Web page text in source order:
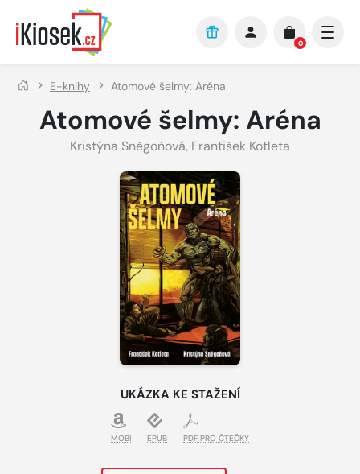
Přejít na hlavní obsah
0
E-knihy Atomové šelmy: Aréna
Atomové šelmy: Aréna
Kristýna Sněgoňová, František Kotleta
UKÁZKA KE STAŽENÍ
MOBI EPUB PDF PRO ČTEČKY